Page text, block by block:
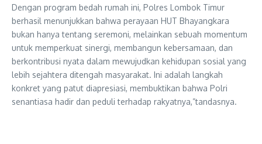
Dengan program bedah rumah ini, Polres Lombok Timur
berhasil menunjukkan bahwa perayaan HUT Bhayangkara
bukan hanya tentang seremoni, melainkan sebuah momentum
untuk memperkuat sinergi, membangun kebersamaan, dan
berkontribusi nyata dalam mewujudkan kehidupan sosial yang
lebih sejahtera ditengah masyarakat. Ini adalah langkah
konkret yang patut diapresiasi, membuktikan bahwa Polri
senantiasa hadir dan peduli terhadap rakyatnya,”tandasnya.